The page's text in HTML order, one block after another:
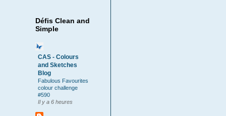
Défis Clean and
Simple
CAS - Colours
and Sketches
Blog
Fabulous Favourites
colour challenge
#590
Il y a 6 heures